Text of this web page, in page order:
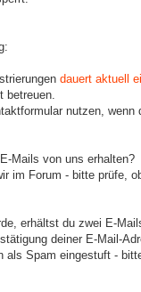
dauert aktuell
betreuen.
nutzen, wenn
Mails von uns erhalten?
im Forum - bitte prüfe,
erhältst du zwei E-
deiner E-Mail-
als Spam eingestuft -